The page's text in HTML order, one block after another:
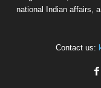
national Indian affairs,
Contact us: